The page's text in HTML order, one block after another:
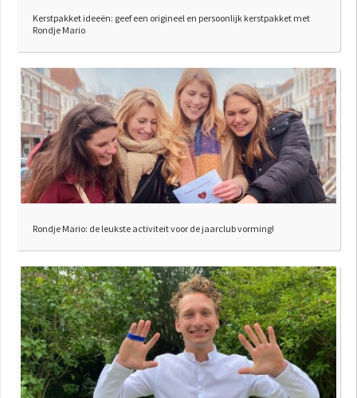
Kerstpakket ideeën: geef een origineel en persoonlijk kerstpakket met
Rondje Mario
Rondje Mario: de leukste activiteit voor de jaarclub vorming!